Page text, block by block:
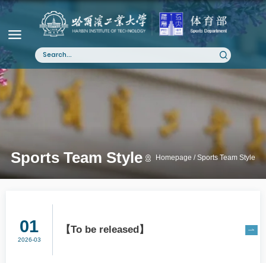
Sports Team Style Homepage Sports Team Style
01
2026-03
【To be released】